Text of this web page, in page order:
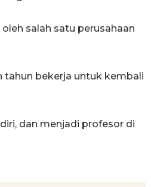
salah satu perusahaan
tahun bekerja untuk kembali
dan menjadi profesor di